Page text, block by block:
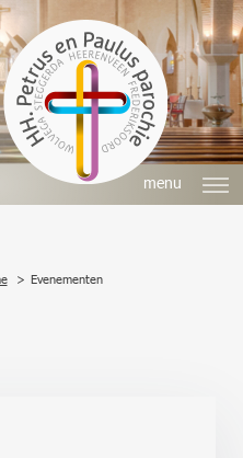
menu
Evenementen